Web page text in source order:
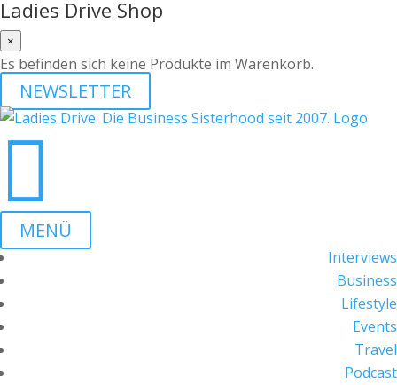
Ladies Drive Shop
×
Es befinden sich keine Produkte im Warenkorb.
NEWSLETTER

MENÜ
Interviews
Business
Lifestyle
Events
Travel
Podcast